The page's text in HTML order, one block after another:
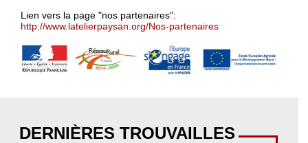
Lien vers la page "nos partenaires":
http://www.latelierpaysan.org/Nos-partenaires
DERNIÈRES TROUVAILLES